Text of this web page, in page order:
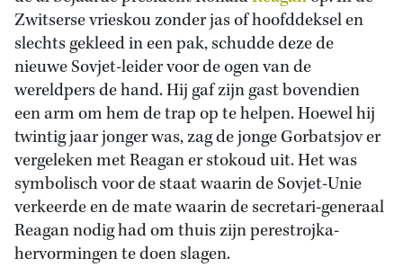
Zwitserse vrieskou zonder jas of hoofddeksel en
slechts gekleed in een pak, schudde deze de
nieuwe Sovjet-leider voor de ogen van de
wereldpers de hand. Hij gaf zijn gast bovendien
een arm om hem de trap op te helpen. Hoewel hij
twintig jaar jonger was, zag de jonge Gorbatsjov er
vergeleken met Reagan er stokoud uit. Het was
symbolisch voor de staat waarin de Sovjet-Unie
verkeerde en de mate waarin de secretari-generaal
Reagan nodig had om thuis zijn perestrojka-
hervormingen te doen slagen.